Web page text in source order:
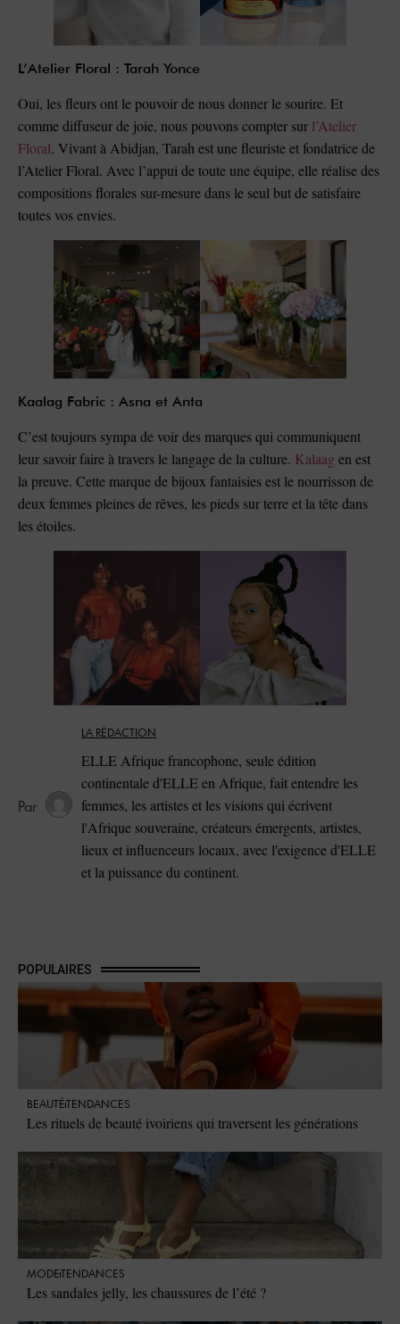
L’Atelier Floral : Tarah Yonce
Oui, les fleurs ont le pouvoir de nous donner le sourire. Et
comme diffuseur de joie, nous pouvons compter sur l’Atelier
Floral. Vivant à Abidjan, Tarah est une fleuriste et fondatrice de
l’Atelier Floral. Avec l’appui de toute une équipe, elle réalise des
compositions florales sur-mesure dans le seul but de satisfaire
toutes vos envies.
Kaalag Fabric : Asna et Anta
C’est toujours sympa de voir des marques qui communiquent
leur savoir faire à travers le langage de la culture. Kalaag en est
la preuve. Cette marque de bijoux fantaisies est le nourrisson de
deux femmes pleines de rêves, les pieds sur terre et la tête dans
les étoiles.
LA RÉDACTION
ELLE Afrique francophone, seule édition
continentale d'ELLE en Afrique, fait entendre les
femmes, les artistes et les visions qui écrivent
l'Afrique souveraine, créateurs émergents, artistes,
lieux et influenceurs locaux, avec l'exigence d'ELLE
et la puissance du continent.
POPULAIRES
BEAUTÉTENDANCES
Les rituels de beauté ivoiriens qui traversent les générations
MODETENDANCES
Les sandales jelly, les chaussures de l’été ?